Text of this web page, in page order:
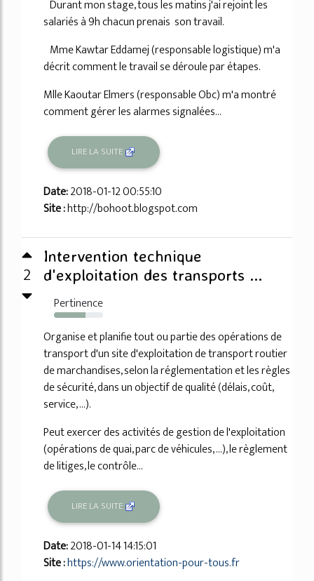
Durant mon stage, tous les matins j'ai rejoint les
salariés à 9h chacun prenais son travail.
Mme Kawtar Eddamej (responsable logistique) m'a
décrit comment le travail se déroule par étapes.
Mlle Kaoutar Elmers (responsable Obc) m'a montré
comment gérer les alarmes signalées...
LIRE LA SUITE
Date:2018-01-12 00:55:10
Site :http://bohoot.blogspot.com
2
Intervention technique
d'exploitation des transports ...
Pertinence
64%
Organise et planifie tout ou partie des opérations de
transport d'un site d'exploitation de transport routier
de marchandises, selon la réglementation et les règles
de sécurité, dans un objectif de qualité (délais, coût,
service, ...).
Peut exercer des activités de gestion de l'exploitation
(opérations de quai, parc de véhicules, ...), le règlement
de litiges, le contrôle...
LIRE LA SUITE
Date:2018-01-14 14:15:01
Site :https://www.orientation-pour-tous.fr